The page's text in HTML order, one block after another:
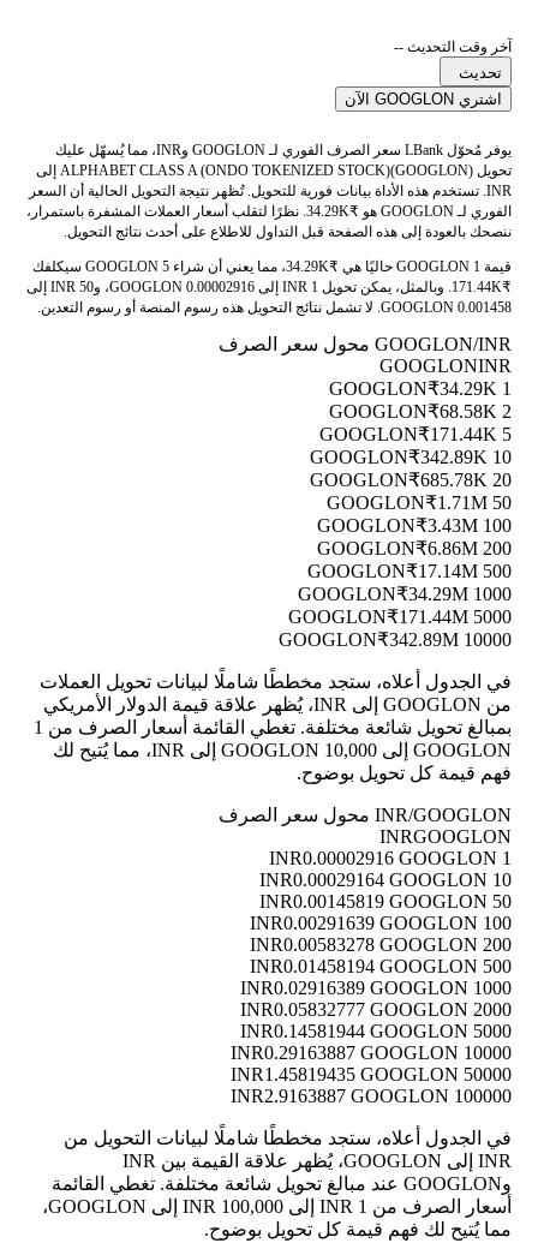
آخر وقت التحديث --
تحديث
اشتري GOOGLON الآن
يوفر مُحوّل LBank سعر الصرف الفوري لـ GOOGLON وINR، مما يُسهّل عليك
تحويل ALPHABET CLASS A (ONDO TOKENIZED STOCK)(GOOGLON) إلى
INR. تستخدم هذه الأداة بيانات فورية للتحويل. تُظهر نتيجة التحويل الحالية أن السعر
الفوري لـ GOOGLON هو ₹34.29K. نظرًا لتقلب أسعار العملات المشفرة باستمرار،
ننصحك بالعودة إلى هذه الصفحة قبل التداول للاطلاع على أحدث نتائج التحويل.
قيمة 1 GOOGLON حاليًا هي ₹34.29K، مما يعني أن شراء 5 GOOGLON سيكلفك
₹171.44K. وبالمثل، يمكن تحويل 1 INR إلى 0.00002916 GOOGLON، و50 INR إلى
0.001458 GOOGLON. لا تشمل نتائج التحويل هذه رسوم المنصة أو رسوم التعدين.
GOOGLON/INR محول سعر الصرف
GOOGLONINR
1 GOOGLON
₹34.29K
2 GOOGLON
₹68.58K
5 GOOGLON
₹171.44K
10 GOOGLON
₹342.89K
20 GOOGLON
₹685.78K
50 GOOGLON
₹1.71M
100 GOOGLON
₹3.43M
200 GOOGLON
₹6.86M
500 GOOGLON
₹17.14M
1000 GOOGLON
₹34.29M
5000 GOOGLON
₹171.44M
10000 GOOGLON
₹342.89M
في الجدول أعلاه، ستجد مخططًا شاملًا لبيانات تحويل العملات
من GOOGLON إلى INR، يُظهر علاقة قيمة الدولار الأمريكي
بمبالغ تحويل شائعة مختلفة. تغطي القائمة أسعار الصرف من 1
GOOGLON إلى 10,000 GOOGLON إلى INR، مما يُتيح لك
فهم قيمة كل تحويل بوضوح.
INR/GOOGLON محول سعر الصرف
INRGOOGLON
1 INR
0.00002916 GOOGLON
10 INR
0.00029164 GOOGLON
50 INR
0.00145819 GOOGLON
100 INR
0.00291639 GOOGLON
200 INR
0.00583278 GOOGLON
500 INR
0.01458194 GOOGLON
1000 INR
0.02916389 GOOGLON
2000 INR
0.05832777 GOOGLON
5000 INR
0.14581944 GOOGLON
10000 INR
0.29163887 GOOGLON
50000 INR
1.45819435 GOOGLON
100000 INR
2.9163887 GOOGLON
في الجدول أعلاه، ستجد مخططًا شاملًا لبيانات التحويل من
INR إلى GOOGLON، يُظهر علاقة القيمة بين INR
وGOOGLON عند مبالغ تحويل شائعة مختلفة. تغطي القائمة
أسعار الصرف من 1 INR إلى 100,000 INR إلى GOOGLON،
مما يُتيح لك فهم قيمة كل تحويل بوضوح.